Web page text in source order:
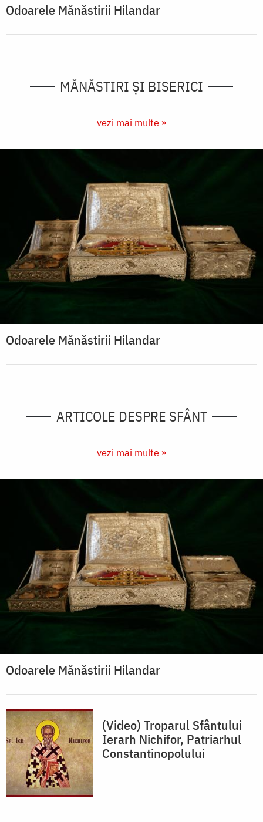
Odoarele Mănăstirii Hilandar
MĂNĂSTIRI ȘI BISERICI
vezi mai multe »
Odoarele Mănăstirii Hilandar
ARTICOLE DESPRE SFÂNT
vezi mai multe »
Odoarele Mănăstirii Hilandar
(Video) Troparul Sfântului
Ierarh Nichifor, Patriarhul
Constantinopolului